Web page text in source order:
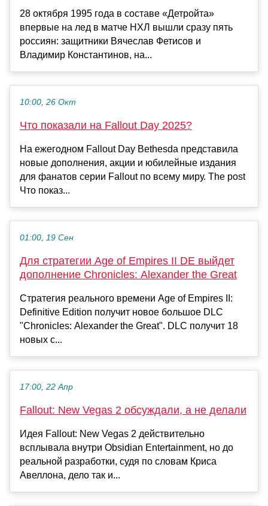
28 октября 1995 года в составе «Детройта»
впервые на лед в матче НХЛ вышли сразу пять
россиян: защитники Вячеслав Фетисов и
Владимир Константинов, на...
10:00, 26 Окт
Что показали на Fallout Day 2025?
На ежегодном Fallout Day Bethesda представила
новые дополнения, акции и юбилейные издания
для фанатов серии Fallout по всему миру. The post
Что показ...
01:00, 19 Сен
Для стратегии Age of Empires II DE выйдет
дополнение Chronicles: Alexander the Great
Стратегия реального времени Age of Empires II:
Definitive Edition получит новое большое DLC
"Chronicles: Alexander the Great". DLC получит 18
новых с...
17:00, 22 Апр
Fallout: New Vegas 2 обсуждали, а не делали
Идея Fallout: New Vegas 2 действительно
всплывала внутри Obsidian Entertainment, но до
реальной разработки, судя по словам Криса
Авеллона, дело так и...